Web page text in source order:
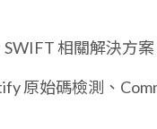
SWIFT 相關解決方案
原始碼檢測、